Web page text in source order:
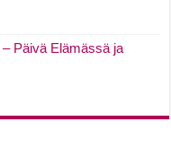
Päivä Elämässä ja